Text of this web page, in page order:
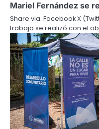
Mariel Fernández se
Share via: Facebook X
trabajo se realizó con el